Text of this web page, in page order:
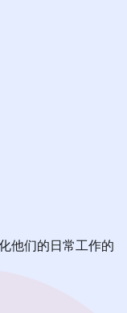
他们的日常工作的